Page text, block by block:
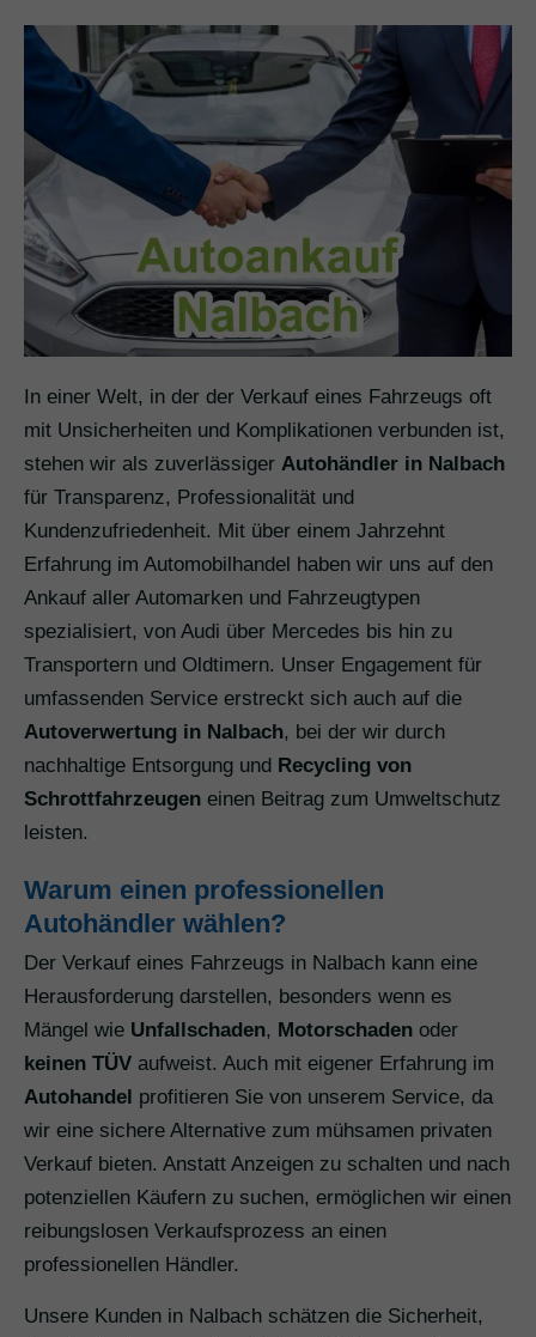
In einer Welt, in der der Verkauf eines Fahrzeugs oft
mit Unsicherheiten und Komplikationen verbunden ist,
stehen wir als zuverlässiger Autohändler in Nalbach
für Transparenz, Professionalität und
Kundenzufriedenheit. Mit über einem Jahrzehnt
Erfahrung im Automobilhandel haben wir uns auf den
Ankauf aller Automarken und Fahrzeugtypen
spezialisiert, von Audi über Mercedes bis hin zu
Transportern und Oldtimern. Unser Engagement für
umfassenden Service erstreckt sich auch auf die
Autoverwertung in Nalbach, bei der wir durch
nachhaltige Entsorgung und Recycling von
Schrottfahrzeugen einen Beitrag zum Umweltschutz
leisten.
Warum einen professionellen
Autohändler wählen?
Der Verkauf eines Fahrzeugs in Nalbach kann eine
Herausforderung darstellen, besonders wenn es
Mängel wie Unfallschaden, Motorschaden oder
keinen TÜV aufweist. Auch mit eigener Erfahrung im
Autohandel profitieren Sie von unserem Service, da
wir eine sichere Alternative zum mühsamen privaten
Verkauf bieten. Anstatt Anzeigen zu schalten und nach
potenziellen Käufern zu suchen, ermöglichen wir einen
reibungslosen Verkaufsprozess an einen
professionellen Händler.
Unsere Kunden in Nalbach schätzen die Sicherheit,